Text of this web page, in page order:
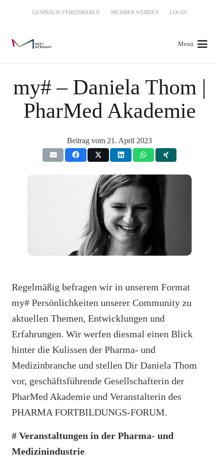
GESPRÄCH VEREINBAREN MEMBER WERDEN LOGIN
Menü
my# – Daniela Thom |
PharMed Akademie
Beitrag vom 21. April 2023
Regelmäßig befragen wir in unserem Format
my# Persönlichkeiten unserer Community zu
aktuellen Themen, Entwicklungen und
Erfahrungen. Wir werfen diesmal einen Blick
hinter die Kulissen der Pharma- und
Medizinbranche und stellen Dir Daniela Thom
vor, geschäftsführende Gesellschafterin der
PharMed Akademie und Veranstalterin des
PHARMA FORTBILDUNGS-FORUM.
# Veranstaltungen in der Pharma- und
Medizinindustrie